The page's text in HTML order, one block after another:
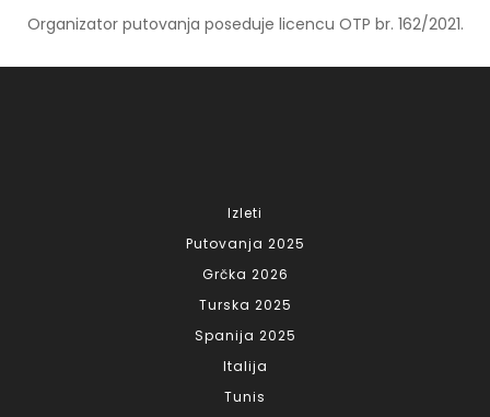
Organizator putovanja poseduje licencu OTP br. 162/2021.
Izleti
Putovanja 2025
Grčka 2026
Turska 2025
Spanija 2025
Italija
Tunis